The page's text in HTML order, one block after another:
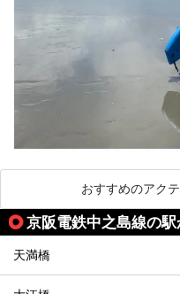
おすすめのアク
京阪電鉄中之島線の
天満橋